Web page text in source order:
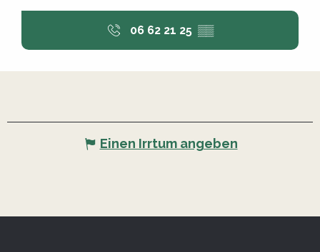
06 62 21 25 ▒▒
Einen Irrtum angeben